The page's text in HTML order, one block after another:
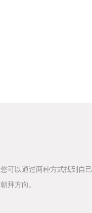
您可以通过两种方式找到自
朝拜方向。